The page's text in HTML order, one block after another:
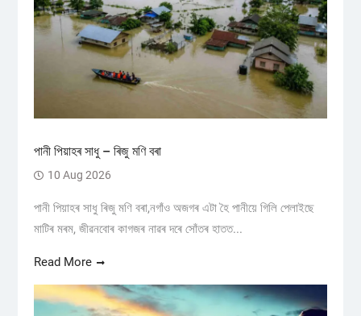
পানী পিয়াহৰ সাধু – ৰিজু মণি বৰা
10 Aug 2026
পানী পিয়াহৰ সাধু ৰিজু মণি বৰা,নগাঁও অজগৰ এটা হৈ পানীয়ে গিলি পেলাইছে
মাটিৰ মৰম, জীৱনবোৰ কাগজৰ নাৱৰ দৰে সোঁতৰ হাতত...
Read More